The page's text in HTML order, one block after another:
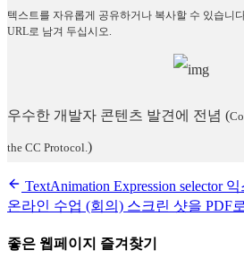
텍스트를 자유롭게 공유하거나 복사할 수 있습니
URL로 남겨 두십시오.
우수한 개발자 콘텐츠 발견에 전념 (
the CC Protocol. )
TextAnimation Expression selector
온라인 수업 (회의) 스크린 샷을 PDF
좋은 웹페이지 즐겨찾기